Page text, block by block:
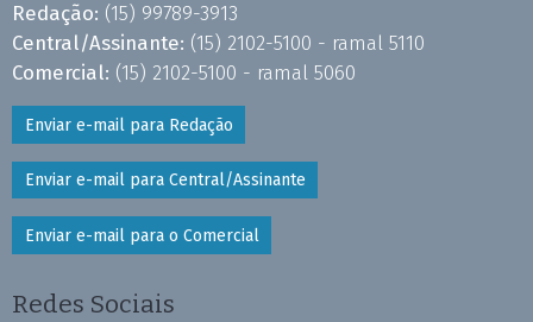
Redação: (15) 99789-3913
Central/Assinante: (15) 2102-5100 - ramal 5110
Comercial: (15) 2102-5100 - ramal 5060
Enviar e-mail para Redação
Enviar e-mail para Central/Assinante
Enviar e-mail para o Comercial
Redes Sociais